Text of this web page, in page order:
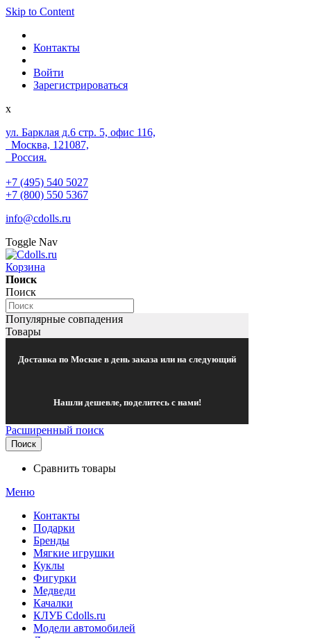
Skip to Content
Контакты
Войти
Зарегистрироваться
x
ул. Барклая д.6 стр. 5, офис 116,
Москва, 121087,
Россия.
+7 (495) 540 5027
+7 (800) 550 5367
info@cdolls.ru
Toggle Nav
Корзина
Поиск
Поиск
Популярные совпадения
Товары
Доставка по Москве в день заказа или на следующий
Нашли дешевле, поделитесь с нами!
Расширенный поиск
Поиск
Сравнить товары
Меню
Контакты
Подарки
Бренды
Мягкие игрушки
Куклы
Фигурки
Медведи
Качалки
КЛУБ Cdolls.ru
Модели автомобилей